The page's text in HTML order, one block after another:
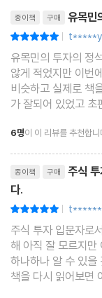
불확실성과 리스크
리스크가 확정될 때
04 종목을 선택하는
재료, 차트, 거래량
요소/ 시황, 오늘의
손절과 익절은 인
CHAPTER 3 시작
01 초보 투자자가
초보가 가장 많이 하
‘망설인 손절’/ 초
종이책 구매 유목민
| t*****y
유목민의 투자의 정
않게 적었지만 이번
비슷하고 실제로 책
가 잘되어 있었고 초
래에는 어떤 섹터
기초부터 심화까지
6명이 이 리뷰를 추천합니
종이책 구매
주식
다.
|
주식 투자 입문자로서
해 아직 잘 모르지만
하나하나 알 수 있을
책을 다시 읽어보면